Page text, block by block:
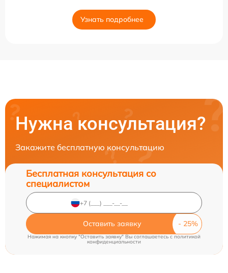
Узнать подробнее
Нужна консультация?
Закажите бесплатную консультацию
Бесплатная консультация со
специалистом
Оставить заявку
Нажимая на кнопку "Оставить заявку" Вы соглашаетесь c политикой
конфиденциальности